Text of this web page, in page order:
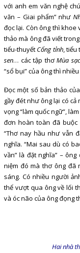
với anh em văn nghệ
văn – Giai phẩm” như
đọc lại. Còn ông thì khoe
thảo mà ông đã viết
tiểu-thuyết Cổng tỉnh, tiểu
sen… các tập thơMùa
“sổ bụi” của ông thì
Đọc một số bản thảo
gầy đét như ông lại có
vọng “làm quốc ngữ”,
đơn hoàn toàn đã buộc
“Thơ nay hầu như vẫn
nghĩa. “Mai sau dù có
vần” là đặt nghĩa” –
niệm đó mà thơ ông đã
sáng. Có nhiều người
thể vượt qua ông về lối
và óc não của ông đọng
Hai nhà